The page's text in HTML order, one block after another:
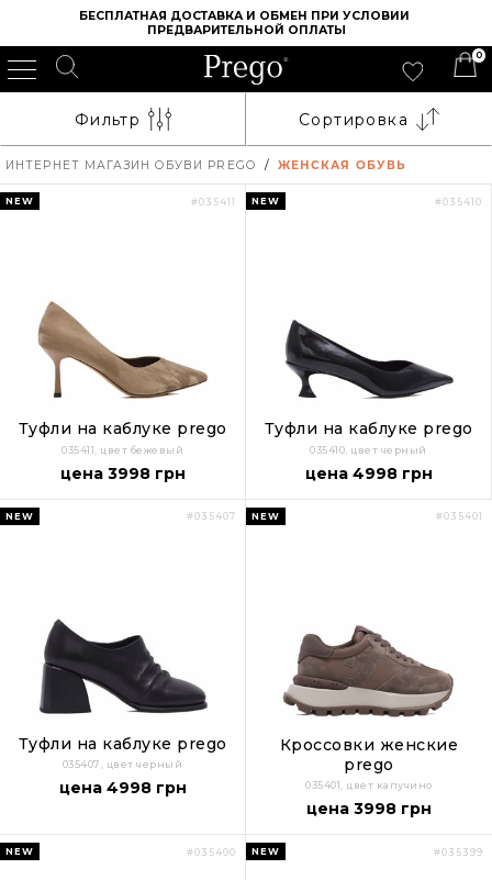
БЕСПЛАТНАЯ ДОСТАВКА И ОБМЕН ПРИ УСЛОВИИ
ПРЕДВАРИТЕЛЬНОЙ ОПЛАТЫ
0
Фильтр Сортировка
ИНТЕРНЕТ МАГАЗИН ОБУВИ PREGO / ЖЕНСКАЯ ОБУВЬ
#035411
NEW
Туфли на каблуке prego
035411, цвет бежевый
цена 3998 грн
#035410
NEW
Туфли на каблуке prego
035410, цвет черный
цена 4998 грн
#035407
NEW
Туфли на каблуке prego
035407, цвет черный
цена 4998 грн
#035401
NEW
Кроссовки женские
prego
035401, цвет капучино
цена 3998 грн
#035400
NEW #035399
NEW